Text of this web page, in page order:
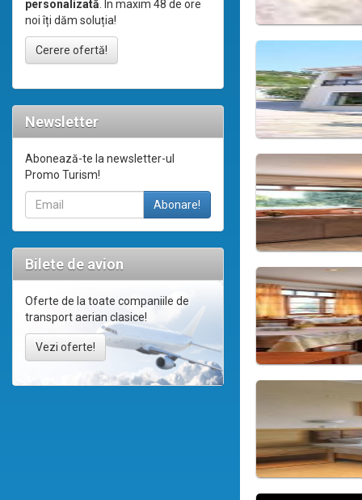
personalizată. În maxim 48 de ore
noi îți dăm soluția!
Cerere ofertă!
Newsletter
Abonează-te la newsletter-ul
Promo Turism!
Bilete de avion
Oferte de la toate companiile de
transport aerian clasice!
Vezi oferte!